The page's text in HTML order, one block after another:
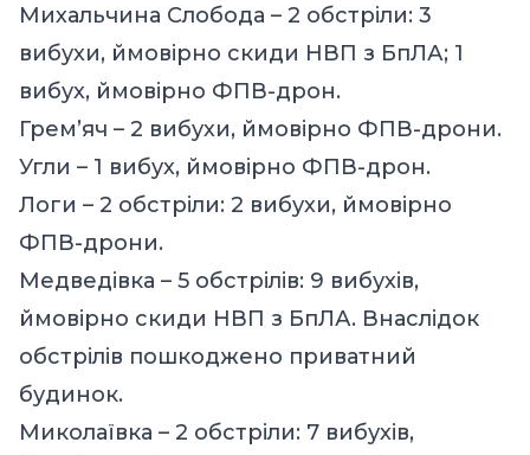
Михальчина Слобода – 2 обстріли: 3
вибухи, ймовірно скиди НВП з БпЛА; 1
вибух, ймовірно ФПВ-дрон.
Грем’яч – 2 вибухи, ймовірно ФПВ-дрони.
Угли – 1 вибух, ймовірно ФПВ-дрон.
Логи – 2 обстріли: 2 вибухи, ймовірно
ФПВ-дрони.
Медведівка – 5 обстрілів: 9 вибухів,
ймовірно скиди НВП з БпЛА. Внаслідок
обстрілів пошкоджено приватний
будинок.
Миколаївка – 2 обстріли: 7 вибухів,